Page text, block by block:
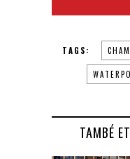
TAGS:
TAMBÉ